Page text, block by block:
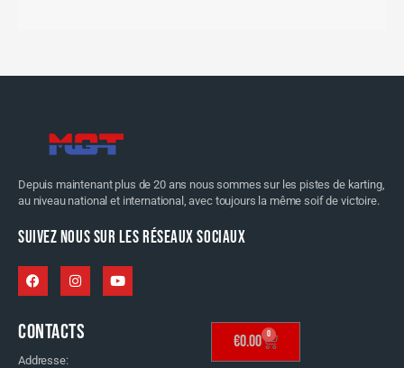
Depuis maintenant plus de 20 ans nous sommes sur les pistes de karting,
au niveau national et international, avec toujours la même soif de victoire.
SUIVEZ NOUS SUR LES RÉSEAUX SOCIAUX
CONTACTS
Addresse:
€0.00 0